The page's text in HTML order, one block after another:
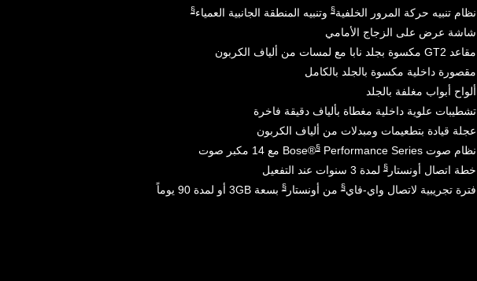
نظام تنبيه حركة المرور الخلفية§وتنبيه المنطقة الجانبية العمياء§
شاشة عرض على الزجاج الأمامي
مقاعد GT2 مكسوة بجلد نابا مع لمسات من ألياف الكربون
مقصورة داخلية مكسوة بالجلد بالكامل
ألواح أبواب مغلفة بالجلد
تشطيبات علوية داخلية مغطاة بألياف دقيقة فاخرة
عجلة قيادة بتطعيمات ومبدلات من ألياف الكربون
نظام صوت Bose®
§Performance Series مع 14 مكبر صوت
خطة اتصال أونستار§لمدة 3 سنوات عند التفعيل
فترة تجريبية لاتصال واي-فاي§من أونستار§بسعة 3GB أو لمدة 90 يوماً